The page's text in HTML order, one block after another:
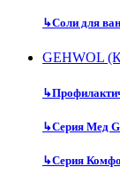
↳Соли для
GEHWOL
↳
↳Серия Мед
↳Серия